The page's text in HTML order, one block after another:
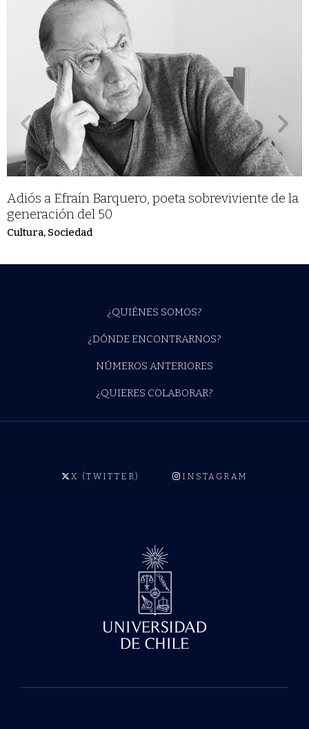
Adiós a Efraín Barquero, poeta sobreviviente de la
generación del 50
Cultura, Sociedad
¿QUIÉNES SOMOS?
¿DÓNDE ENCONTRARNOS?
NÚMEROS ANTERIORES
¿QUIERES COLABORAR?
X (TWITTER) INSTAGRAM